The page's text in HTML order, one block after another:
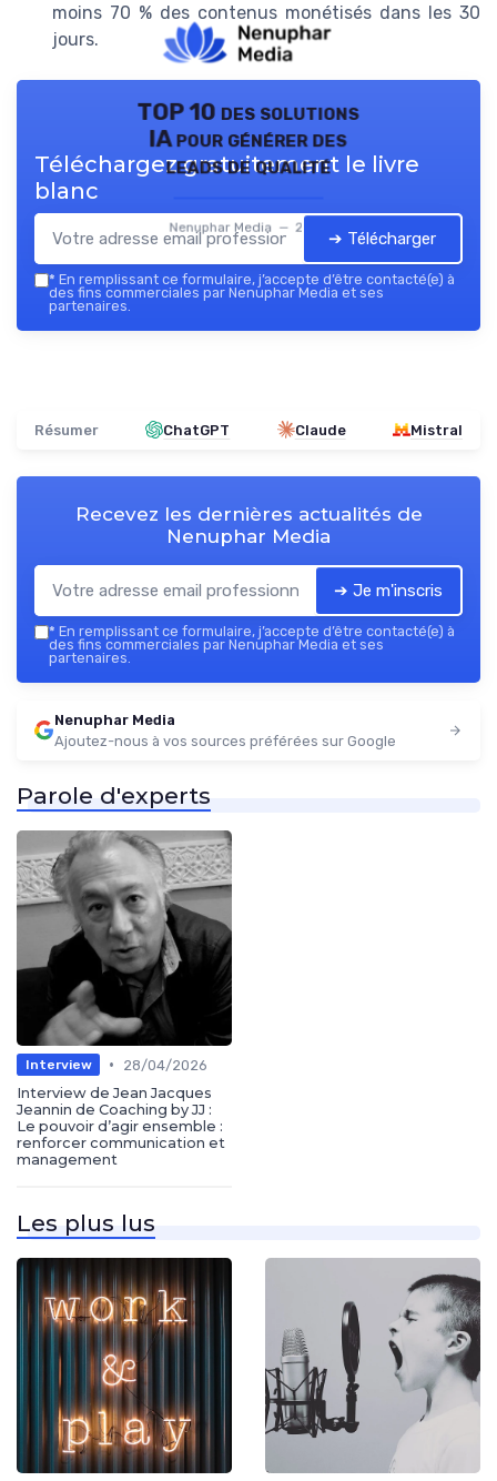
moins 70 % des contenus monétisés dans les 30
jours.
TOP 10 des solutions
IA pour générer des
leads de qualité
Nenuphar Media — 2026
Téléchargez gratuitement le livre
blanc
➔ Télécharger
* En remplissant ce formulaire, j’accepte d’être contacté(e) à
des fins commerciales par Nenuphar Media et ses
partenaires.
Résumer ChatGPT Claude Mistral
Recevez les dernières actualités de
Nenuphar Media
➔ Je m'inscris
* En remplissant ce formulaire, j’accepte d’être contacté(e) à
des fins commerciales par Nenuphar Media et ses
partenaires.
Nenuphar Media
Ajoutez-nous à vos sources préférées sur Google
Parole d'experts
Interview •
28/04/2026
Interview de Jean Jacques
Jeannin de Coaching by JJ :
Le pouvoir d’agir ensemble :
renforcer communication et
management
Les plus lus